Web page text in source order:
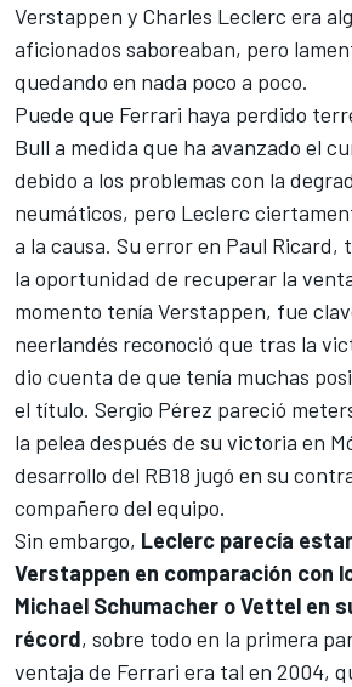
Verstappen y Charles Leclerc era
aficionados saboreaban, pero
quedando en nada poco a poco.
Puede que Ferrari haya perdido
Bull a medida que ha avanzado el
debido a los problemas con la
neumáticos, pero Leclerc
a la causa. Su error en Paul Ricard,
la oportunidad de recuperar la
momento tenía Verstappen, fue
neerlandés reconoció que tras la
dio cuenta de que tenía muchas
el título. Sergio Pérez pareció
la pelea después de su victoria en
desarrollo del RB18 jugó en su
compañero del equipo.
Sin embargo, Leclerc parecía
Verstappen en comparación con
Michael Schumacher o Vettel en
récord, sobre todo en la primera
ventaja de Ferrari era tal en 2004,